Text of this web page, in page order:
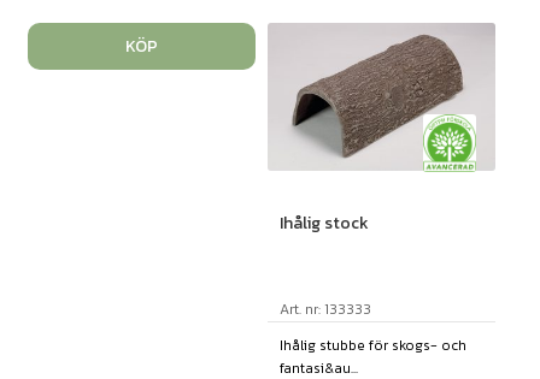
KÖP
Ihålig stock
Art. nr: 133333
Ihålig stubbe för skogs- och
fantasi&au...